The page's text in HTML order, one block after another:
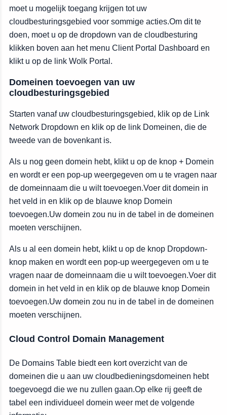
moet u mogelijk toegang krijgen tot uw
cloudbesturingsgebied voor sommige acties.Om dit te
doen, moet u op de dropdown van de cloudbesturing
klikken boven aan het menu Client Portal Dashboard en
klikt u op de link Wolk Portal.
Domeinen toevoegen van uw
cloudbesturingsgebied
Starten vanaf uw cloudbesturingsgebied, klik op de Link
Network Dropdown en klik op de link Domeinen, die de
tweede van de bovenkant is.
Als u nog geen domein hebt, klikt u op de knop + Domein
en wordt er een pop-up weergegeven om u te vragen naar
de domeinnaam die u wilt toevoegen.Voer dit domein in
het veld in en klik op de blauwe knop Domein
toevoegen.Uw domein zou nu in de tabel in de domeinen
moeten verschijnen.
Als u al een domein hebt, klikt u op de knop Dropdown-
knop maken en wordt een pop-up weergegeven om u te
vragen naar de domeinnaam die u wilt toevoegen.Voer dit
domein in het veld in en klik op de blauwe knop Domein
toevoegen.Uw domein zou nu in de tabel in de domeinen
moeten verschijnen.
Cloud Control Domain Management
De Domains Table biedt een kort overzicht van de
domeinen die u aan uw cloudbedieningsdomeinen hebt
toegevoegd die we nu zullen gaan.Op elke rij geeft de
tabel een individueel domein weer met de volgende